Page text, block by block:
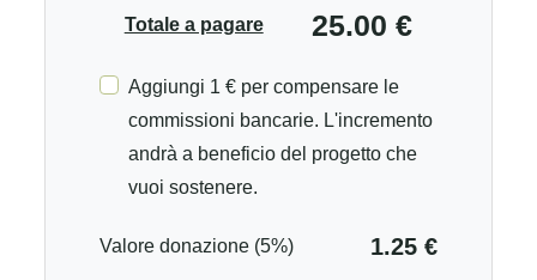
Totale a pagare 25.00 €
Aggiungi 1 € per compensare le
commissioni bancarie. L'incremento
andrà a beneficio del progetto che
vuoi sostenere.
Valore donazione (5%) 1.25 €